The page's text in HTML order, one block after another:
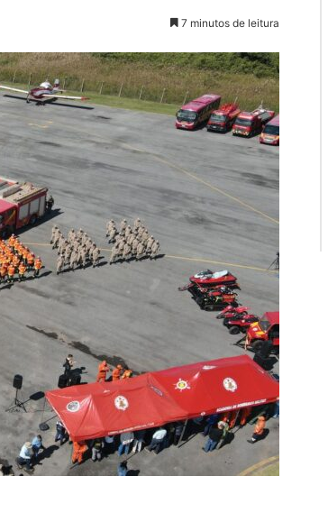
7 minutos de leitura